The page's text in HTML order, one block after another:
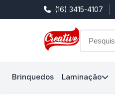
(16) 3415-4107
Brinquedos Laminação